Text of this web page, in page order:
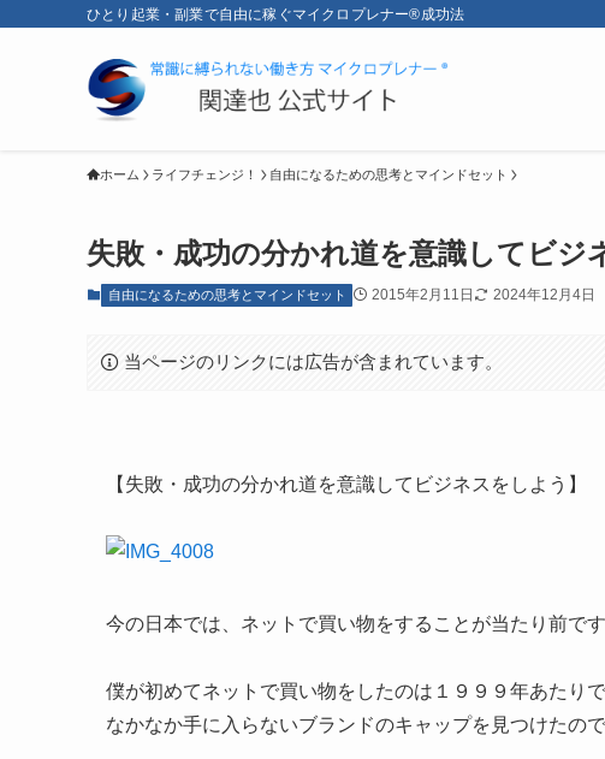
ひとり起業・副業で自由に稼ぐマイクロプレナー®成功法
ホーム ライフチェンジ！ 自由になるための思考とマインドセット
失敗・成功の分かれ道を意識してビジ
自由になるための思考とマインドセット 2015年2月11日 2024年12月4日
当ページのリンクには広告が含まれています。
【失敗・成功の分かれ道を意識してビジネスをしよう】
今の日本では、ネットで買い物をすることが当たり前です
僕が初めてネットで買い物をしたのは１９９９年あたりで
なかなか手に入らないブランドのキャップを見つけたので